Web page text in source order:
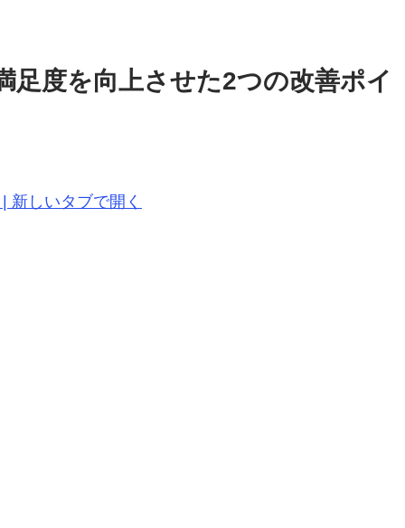
足度を向上させた2つの改善ポイ
新しいタブで開く